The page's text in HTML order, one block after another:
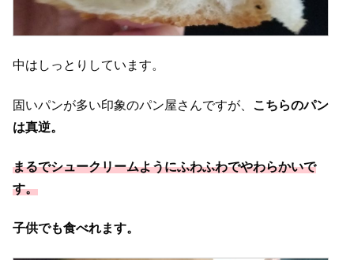
中はしっとりしています。
固いパンが多い印象のパン屋さんですが、 こちらのパン
は真逆。
まるでシュークリームようにふわふわでやわらかいで
す。
子供でも食べれます。